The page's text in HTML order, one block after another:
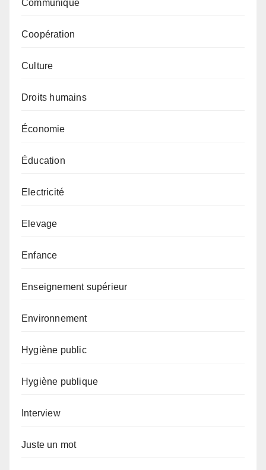
Communiqué
Coopération
Culture
Droits humains
Économie
Éducation
Electricité
Elevage
Enfance
Enseignement supérieur
Environnement
Hygiène public
Hygiène publique
Interview
Juste un mot